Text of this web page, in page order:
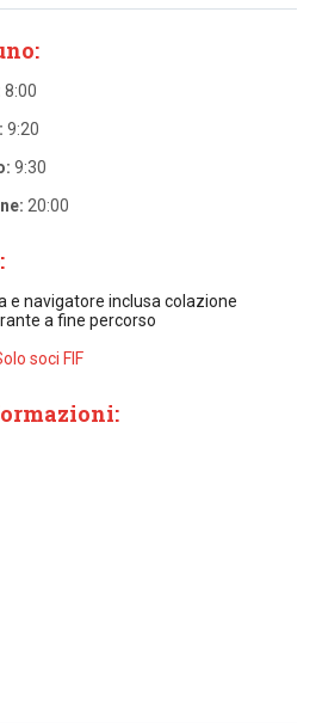
8:00
9:20
9:30
20:00
e navigatore inclusa colazione
a fine percorso
soci FIF